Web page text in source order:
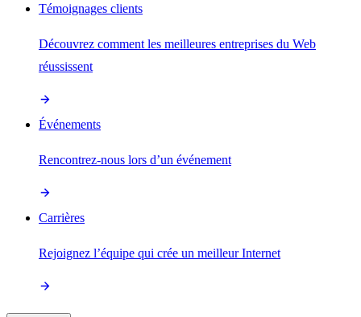
Témoignages clients
Découvrez comment les meilleures entreprises du Web
réussissent
Événements
Rencontrez-nous lors d’un événement
Carrières
Rejoignez l’équipe qui crée un meilleur Internet